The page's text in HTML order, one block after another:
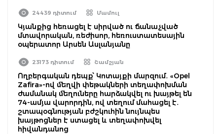
24439 դիտում Մամուլ
Կյանքից հեռացել է սիրված ու ճանաչված
մտավորական, ռեժիսոր, հեռուստատեսային
օպերատոր Արսեն Ասլանյանը
23173 դիտում Շամշյան
Ողբերգական դեպք՝ Կոտայքի մարզում․ «Opel
Zafira»-ով մեղվի փեթակների տեղափոխման
ժամանակ մեղուները հարձակվել ու խայթել են
74-ամյա վարորդին, ով տեղում մահացել է․
շտապօգնության բժշկուհին նույնպես
խայթոցներ է ստացել և տեղափոխվել
հիվանդանոց